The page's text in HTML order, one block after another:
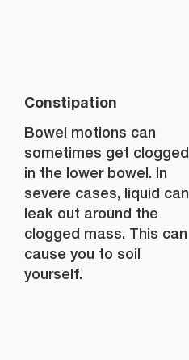
Constipation
Bowel motions can
sometimes get clogged
in the lower bowel. In
severe cases, liquid can
leak out around the
clogged mass. This can
cause you to soil
yourself.